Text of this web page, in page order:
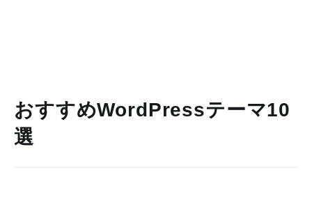
おすすめWordPressテーマ10
選